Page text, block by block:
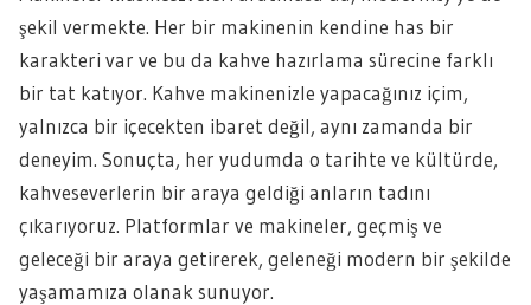
şekil vermekte. Her bir makinenin kendine has bir
karakteri var ve bu da kahve hazırlama sürecine farklı
bir tat katıyor. Kahve makinenizle yapacağınız içim,
yalnızca bir içecekten ibaret değil, aynı zamanda bir
deneyim. Sonuçta, her yudumda o tarihte ve kültürde,
kahveseverlerin bir araya geldiği anların tadını
çıkarıyoruz. Platformlar ve makineler, geçmiş ve
geleceği bir araya getirerek, geleneği modern bir şekilde
yaşamamıza olanak sunuyor.